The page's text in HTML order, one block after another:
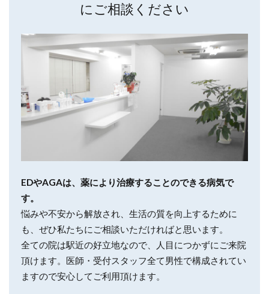
にご相談ください
EDやAGAは、薬により治療することのできる病気で
す。
悩みや不安から解放され、生活の質を向上するために
も、ぜひ私たちにご相談いただければと思います。
全ての院は駅近の好立地なので、人目につかずにご来院
頂けます。医師・受付スタッフ全て男性で構成されてい
ますので安心してご利用頂けます。